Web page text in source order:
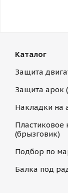
Каталог
Защита
Защита арок
Накладки на
Пластиковое
(брызговик)
Подбор по
Балка под